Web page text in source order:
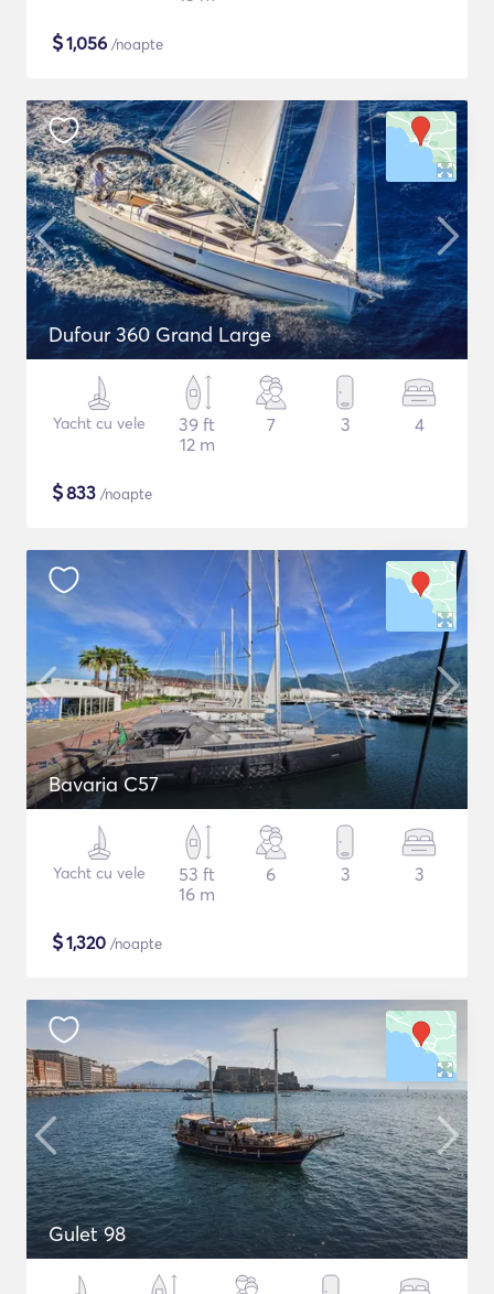
$1,056 /noapte
Dufour 360 Grand Large
Yacht cu vele
39 ft
12 m
7 3 4
$833 /noapte
Bavaria C57
Yacht cu vele
53 ft
16 m
6 3 3
$1,320 /noapte
Gulet 98